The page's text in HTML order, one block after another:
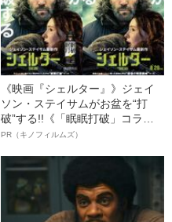
《映画『シェルター』》ジェイ
ソン・ステイサムがお盆を“打
破”する!!《「眠眠打破」コラ
ボ》
PR（キノフィルムズ）